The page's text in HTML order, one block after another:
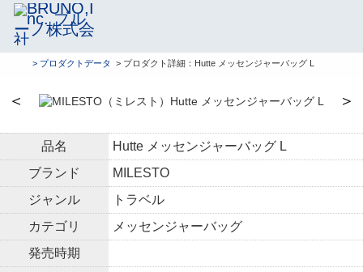
> プロダクトデータ > プロダクト詳細：Hutte メッセンジャーバッグ L
＜ ＞
品名
Hutte メッセンジャーバッグ L
ブランド
MILESTO
ジャンル
トラベル
カテゴリ
メッセンジャーバッグ
発売時期